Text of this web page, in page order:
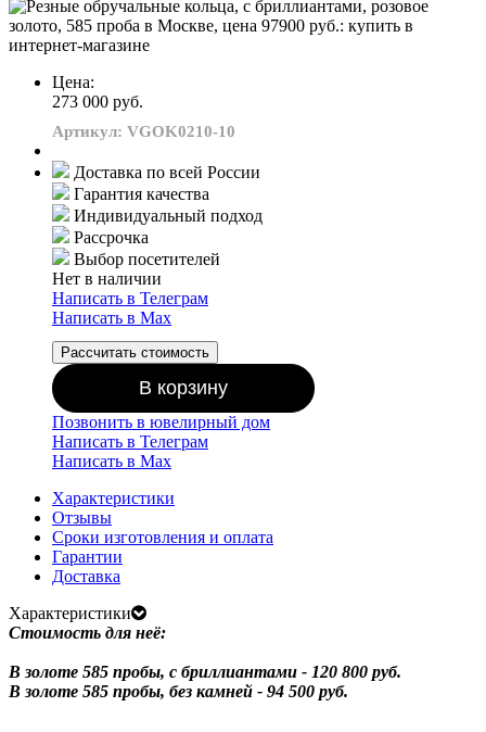
Цена:
273 000 руб.
Артикул: VGOK0210-10
Доставка по всей России
Гарантия качества
Индивидуальный подход
Рассрочка
Выбор посетителей
Нет в наличии
Написать в Телеграм
Написать в Мах
Рассчитать стоимость
В корзину
Позвонить в ювелирный дом
Написать в Телеграм
Написать в Мах
Характеристики
Отзывы
Сроки изготовления и оплата
Гарантии
Доставка
Характеристики
Стоимость для неё:
В золоте 585 пробы, с бриллиантами - 120 800 руб.
В золоте 585 пробы, без камней - 94 500 руб.